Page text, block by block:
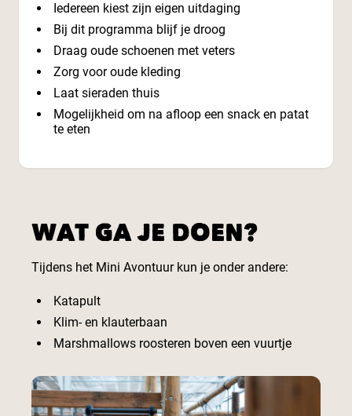
Iedereen kiest zijn eigen uitdaging
Bij dit programma blijf je droog
Draag oude schoenen met veters
Zorg voor oude kleding
Laat sieraden thuis
Mogelijkheid om na afloop een snack en patat
te eten
WAT GA JE DOEN?
Tijdens het Mini Avontuur kun je onder andere:
Katapult
Klim- en klauterbaan
Marshmallows roosteren boven een vuurtje